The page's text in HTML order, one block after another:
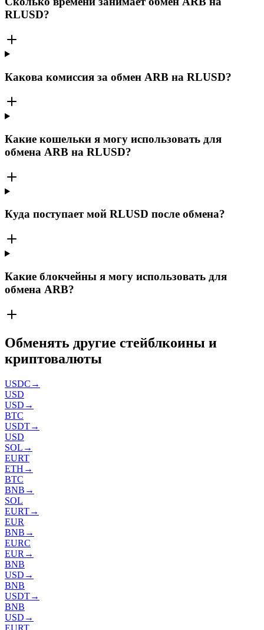
RLUSD?
Какова комиссия за обмен ARB на RLUSD?
Какие кошельки я могу использовать для
обмена ARB на RLUSD?
Куда поступает мой RLUSD после обмена?
Какие блокчейны я могу использовать для
обмена ARB?
Обменять другие стейблкоины и
криптовалюты
USDC →
USD
USD →
BTC
USDT→
USD
SOL →
EURT
ETH →
BTC
BNB →
SOL
EURT→
EUR
BNB →
EURC
EUR →
BNB
USD →
BNB
USDT→
BNB
USD →